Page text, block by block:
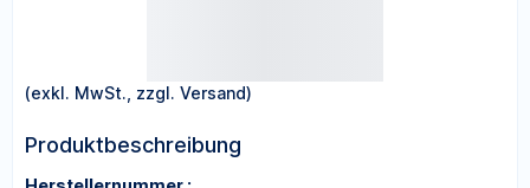
(exkl. MwSt., zzgl. Versand)
Produktbeschreibung